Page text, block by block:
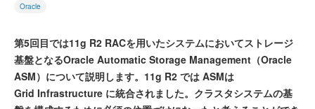
Oracle
第5回目では11g R2 RACを用いたシステムにおいてストレージ
基盤となるOracle Automatic Storage Management（Oracle
ASM）について説明します。11g R2 では ASMは
Grid Infrastructure に統合されました。クラスタシステムの基